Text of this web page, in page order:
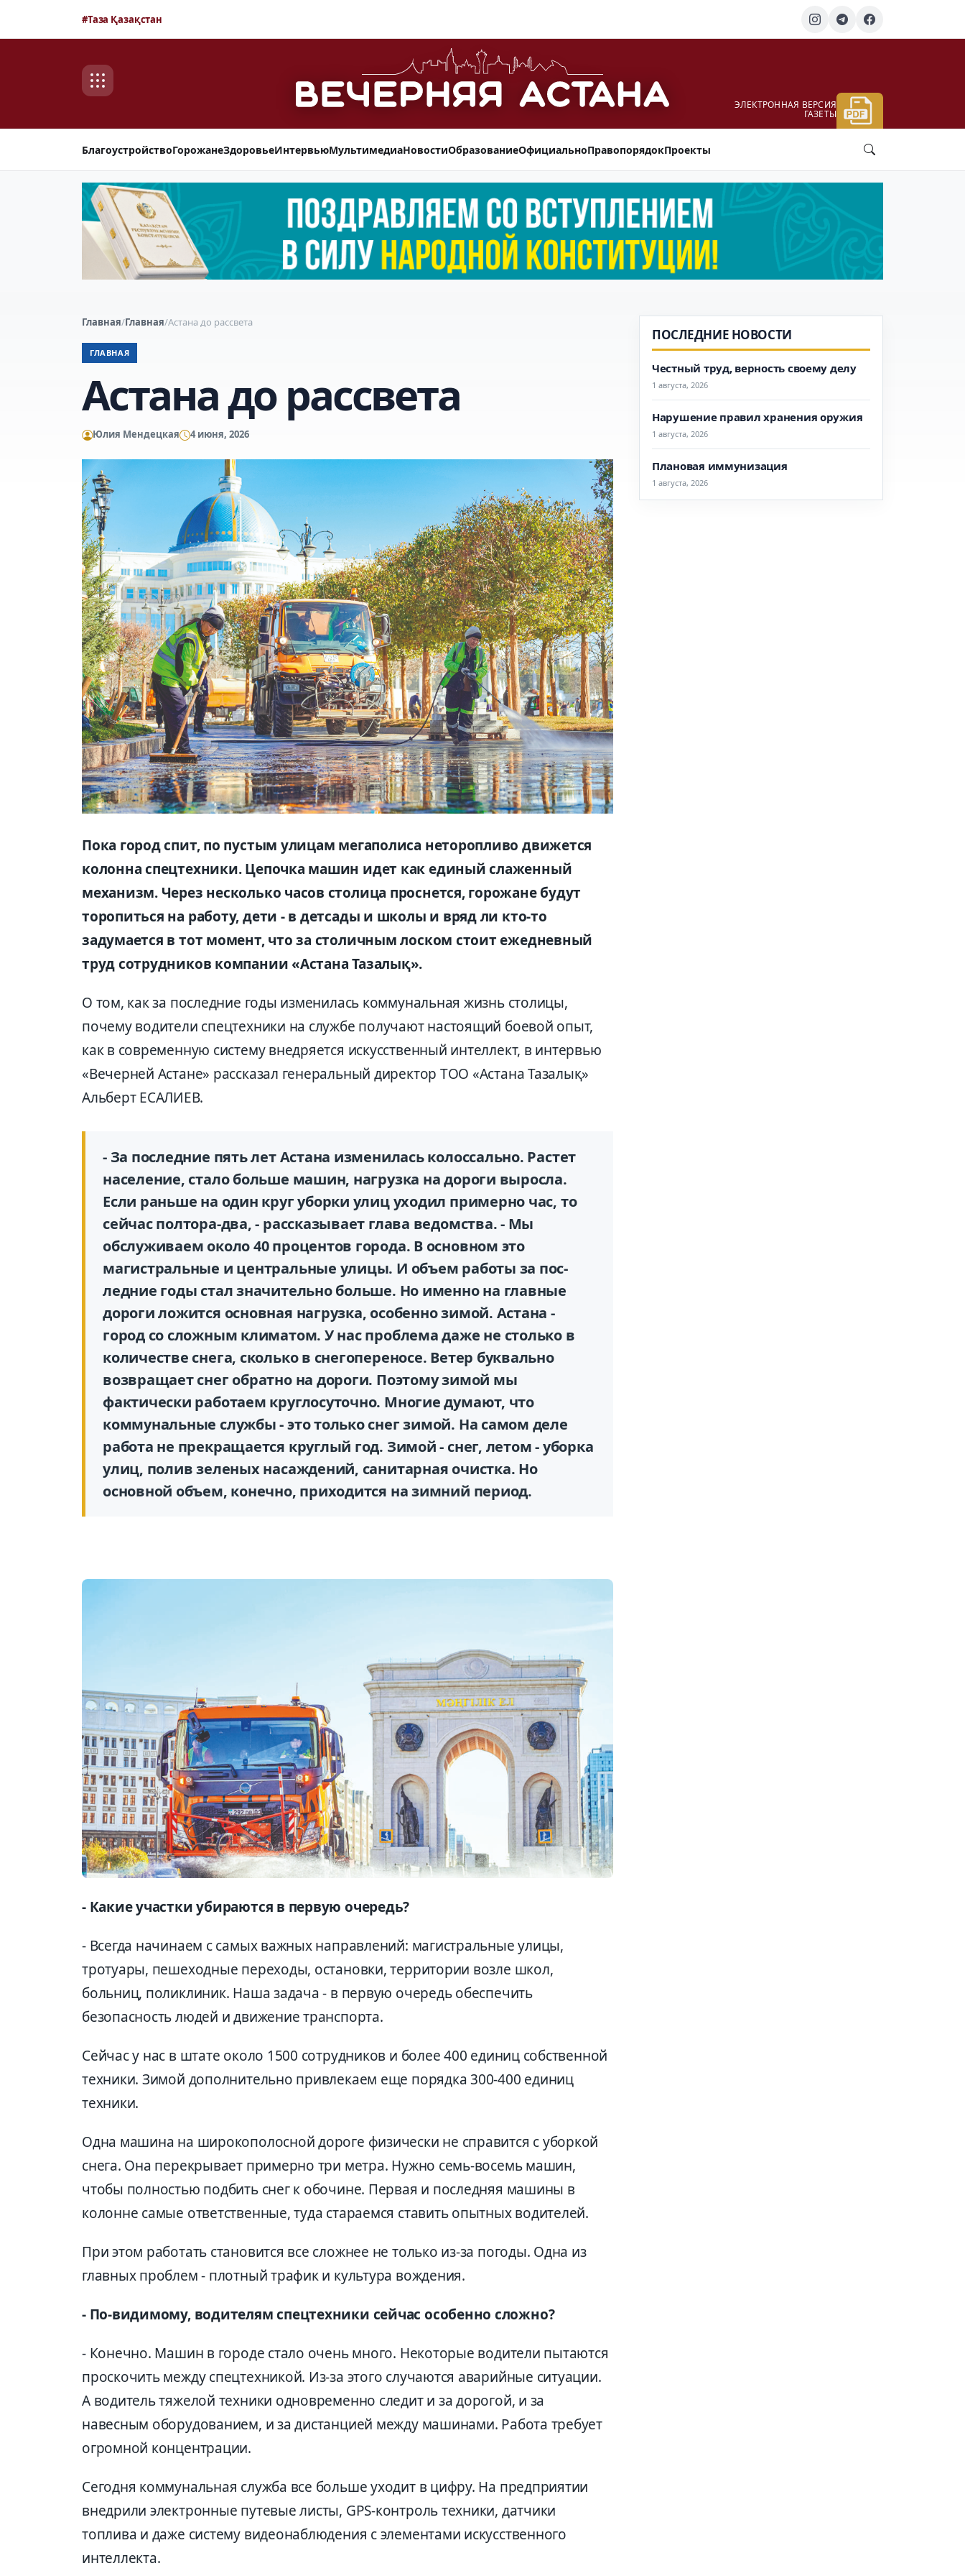
#Таза Қазақстан
ЭЛЕКТРОННАЯ ВЕРСИЯ
ГАЗЕТЫ
БлагоустройствоГорожанеЗдоровьеИнтервьюМультимедиаНовостиОбразованиеОфициальноПравопорядокПроекты
Главная/Главная/Астана до рассвета
ГЛАВНАЯ
Астана до рассвета
Юлия Мендецкая 4 июня, 2026
Пока город спит, по пустым улицам мегаполиса неторопливо движется
колонна спецтехники. Цепочка машин идет как единый слаженный
механизм. Через несколько часов столица проснется, горожане будут
торопиться на работу, дети - в детсады и школы и вряд ли кто-то
задумается в тот момент, что за столичным лоском стоит ежедневный
труд сотрудников компании «Астана Тазалық».
О том, как за последние годы изменилась коммунальная жизнь столицы,
почему водители спецтехники на службе получают настоящий боевой опыт,
как в современную систему внедряется искусственный интеллект, в интервью
«Вечерней Астане» рассказал генеральный директор ТОО «Астана Тазалық»
Альберт ЕСАЛИЕВ.
- За последние пять лет Астана изменилась колоссально. Растет
население, стало больше машин, нагрузка на дороги выросла.
Если раньше на один круг уборки улиц уходил примерно час, то
сейчас полтора-два, - рассказывает глава ведомства. - Мы
обслуживаем около 40 процентов города. В основном это
магистральные и центральные улицы. И объем работы за пос­
ледние годы стал значительно больше. Но именно на главные
дороги ложится основная нагрузка, особенно зимой. Астана -
город со сложным климатом. У нас проблема даже не столько в
количестве снега, сколько в снегопереносе. Ветер буквально
возвращает снег обратно на дороги. Поэтому зимой мы
фактически работаем круглосуточно. Многие думают, что
коммунальные службы - это только снег зимой. На самом деле
работа не прекращается круглый год. Зимой - снег, летом - уборка
улиц, полив зеленых насаждений, санитарная очистка. Но
основной объем, конечно, приходится на зимний период.
- Какие участки убираются в первую очередь?
- Всегда начинаем с самых важных направлений: магистральные улицы,
тротуары, пешеходные переходы, остановки, территории возле школ,
больниц, поликлиник. Наша задача - в первую очередь обеспечить
безопасность людей и движение транспорта.
Сейчас у нас в штате около 1500 сотрудников и более 400 единиц собственной
техники. Зимой дополнительно привлекаем еще порядка 300-400 единиц
техники.
Одна машина на широкополосной дороге физически не справится с уборкой
снега. Она перекрывает примерно три метра. Нужно семь-восемь машин,
чтобы полностью подбить снег к обочине. Первая и последняя машины в
колонне самые ответственные, туда стараемся ставить опытных водителей.
При этом работать становится все сложнее не только из-за погоды. Одна из
главных проб­лем - плотный трафик и культура вождения.
- По-видимому, водителям спецтехники сейчас особенно сложно?
- Конечно. Машин в городе стало очень много. Некоторые водители пытаются
проскочить между спецтехникой. Из-за этого случаются аварийные ситуации.
А водитель тяжелой техники одновременно следит и за дорогой, и за
навесным оборудованием, и за дистанцией между машинами. Работа требует
огромной концентрации.
Сегодня коммунальная служба все больше уходит в цифру. На предприятии
внедрили электронные путевые листы, GPS-контроль техники, датчики
топлива и даже систему видеонаблюдения с элементами искусственного
интеллекта.
ПОСЛЕДНИЕ НОВОСТИ
Честный труд, верность своему делу
1 августа, 2026
Нарушение правил хранения оружия
1 августа, 2026
Плановая иммунизация
1 августа, 2026